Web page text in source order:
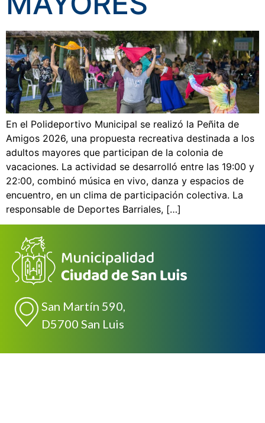
En el Polideportivo Municipal se realizó la Peñita de
Amigos 2026, una propuesta recreativa destinada a los
adultos mayores que participan de la colonia de
vacaciones. La actividad se desarrolló entre las 19:00 y
22:00, combinó música en vivo, danza y espacios de
encuentro, en un clima de participación colectiva. La
responsable de Deportes Barriales, […]
San Martín 590,
D5700 San Luis